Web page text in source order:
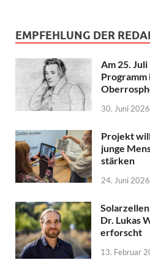
EMPFEHLUNG DER
Am 25.
Programm
30. Juni 2026
Projekt
junge
stärken
24. Juni 2026
Dr. Lukas
erforscht
13. Februar